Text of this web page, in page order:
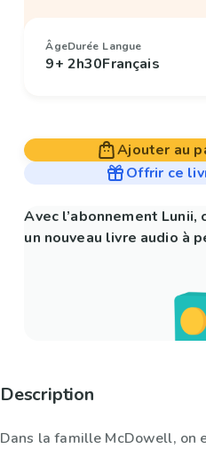
Âge
9+
Durée
2h30
Langue
Français
Ajouter au
Offrir ce
Avec l’abonnement Lunii,
un nouveau livre audio à
Description
Dans la famille McDowell, on